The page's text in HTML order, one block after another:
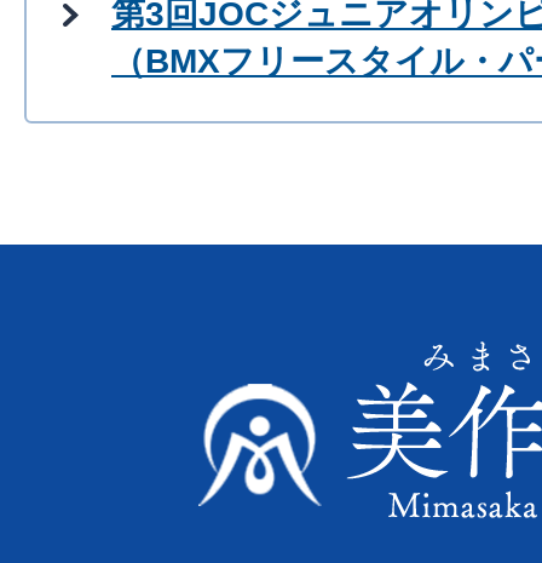
第3回JOCジュニアオリン
（BMXフリースタイル・